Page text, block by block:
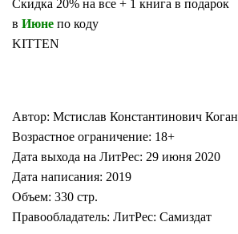
Скидка 20% на все + 1 книга в подарок
в Июне по коду
KITTEN
Автор: Мстислав Константинович Коган
Возрастное ограничение: 18+
Дата выхода на ЛитРес: 29 июня 2020
Дата написания: 2019
Объем: 330 стр.
Правообладатель: ЛитРес: Самиздат